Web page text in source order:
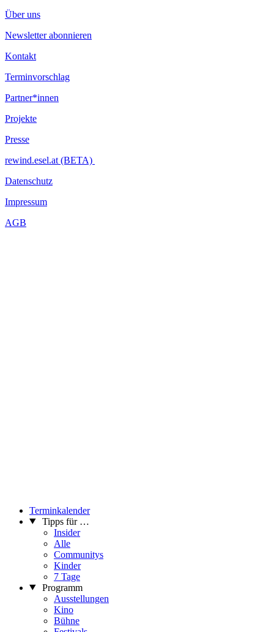
Über uns
Newsletter abonnieren
Kontakt
Terminvorschlag
Partner*innen
Projekte
Presse
rewind.esel.at (BETA)
Datenschutz
Impressum
AGB
Terminkalender
Tipps für …
Insider
Alle
Communitys
Kinder
7 Tage
Programm
Ausstellungen
Kino
Bühne